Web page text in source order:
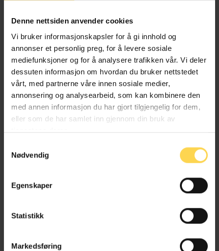
Denne nettsiden anvender cookies
Vi bruker informasjonskapsler for å gi innhold og
annonser et personlig preg, for å levere sosiale
mediefunksjoner og for å analysere trafikken vår. Vi deler
dessuten informasjon om hvordan du bruker nettstedet
vårt, med partnerne våre innen sosiale medier,
annonsering og analysearbeid, som kan kombinere den
med annen informasjon du har gjort tilgjengelig for dem,
eller som de har samlet inn gjennom din bruk av
tjenestene deres.
Nødvendig
Egenskaper
Statistikk
Markedsføring
forfattere fra Holth & Winge AS
Jordlova – jl